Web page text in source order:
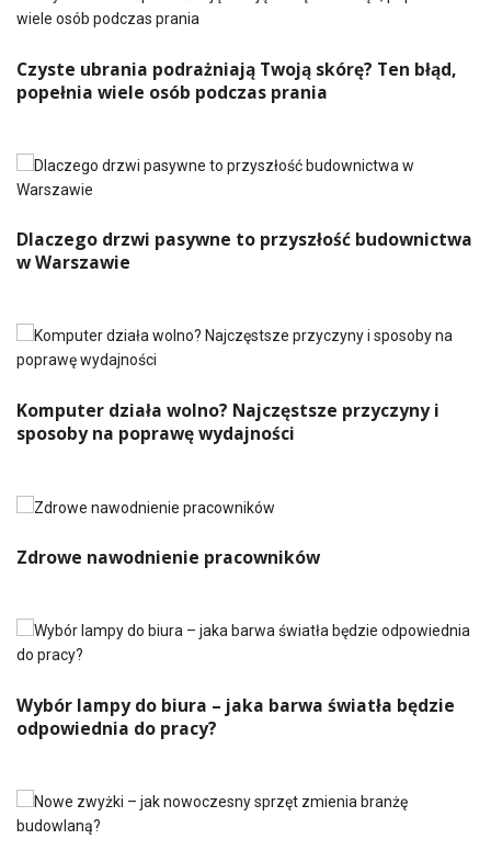
Czyste ubrania podrażniają Twoją skórę? Ten błąd,
popełnia wiele osób podczas prania
Dlaczego drzwi pasywne to przyszłość budownictwa
w Warszawie
Komputer działa wolno? Najczęstsze przyczyny i
sposoby na poprawę wydajności
Zdrowe nawodnienie pracowników
Wybór lampy do biura – jaka barwa światła będzie
odpowiednia do pracy?